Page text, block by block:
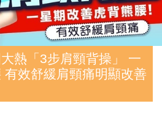
熱「3步肩頸背操」 一
效舒緩肩頸痛明顯改善